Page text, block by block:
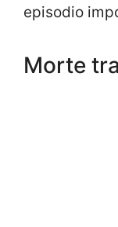
episodio
Morte